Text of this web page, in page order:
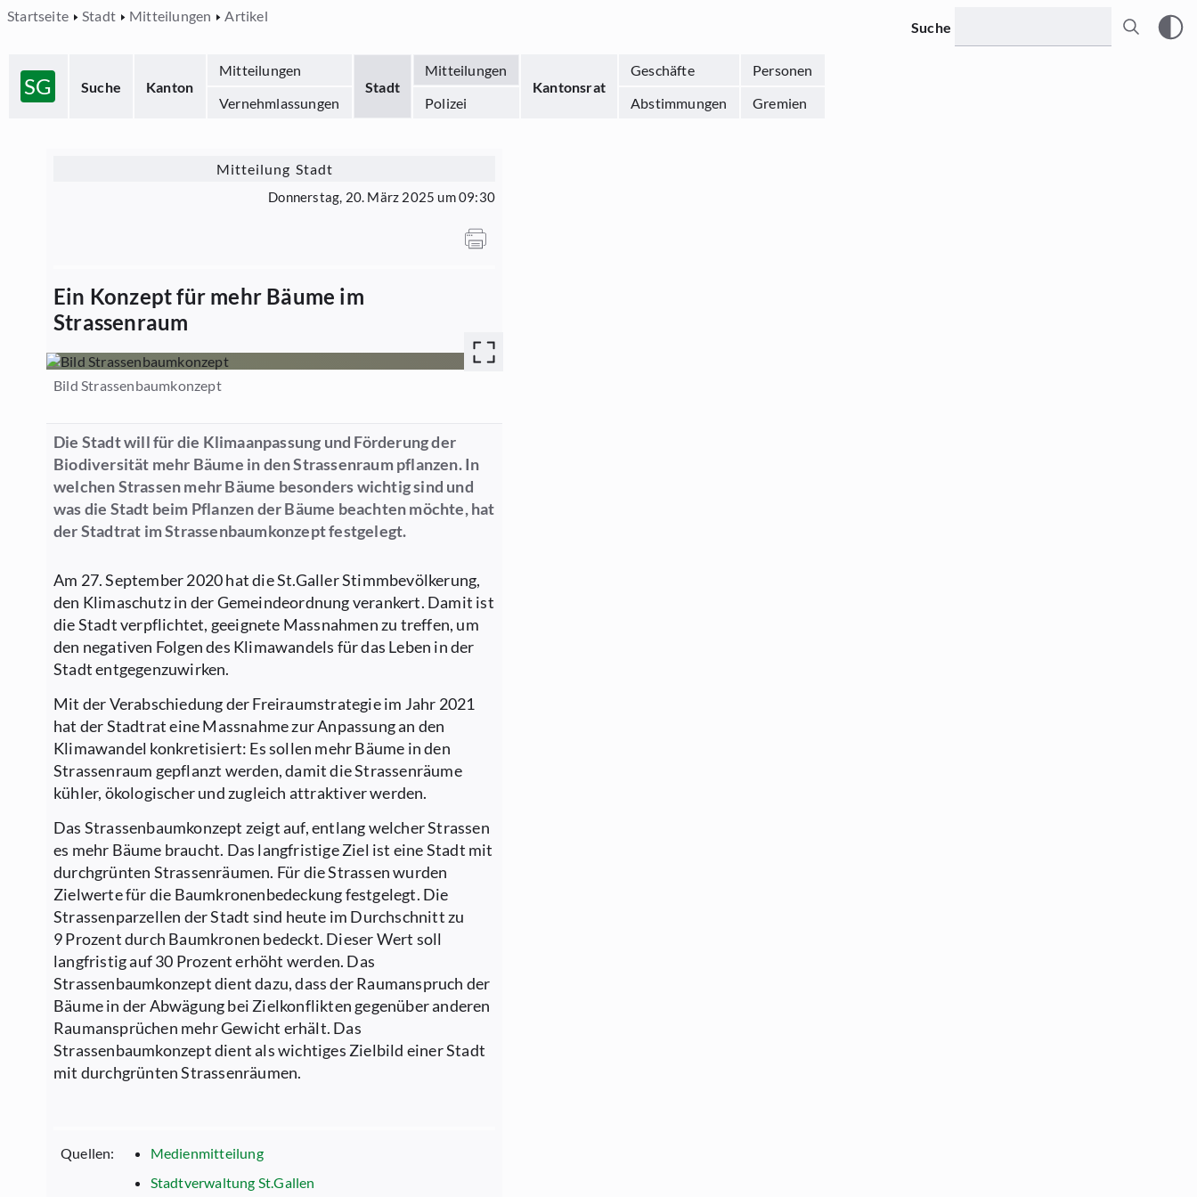
Startseite Stadt Mitteilungen Artikel
SG Suche Kanton
Mitteilungen
Stadt
Mitteilungen
Kantonsrat
Geschäfte
Personen
Vernehmlassungen
Polizei Abstimmungen Gremien
Suche
Mitteilung Stadt
Donnerstag, 20. März 2025 um 09:30
Ein Konzept für mehr Bäume im
Strassenraum
Bild Strassenbaumkonzept
Die Stadt will für die Klimaanpassung und Förderung der
Biodiversität mehr Bäume in den Strassenraum pflanzen. In
welchen Strassen mehr Bäume besonders wichtig sind und
was die Stadt beim Pflanzen der Bäume beachten möchte, hat
der Stadtrat im Strassenbaumkonzept festgelegt.
Am 27. September 2020 hat die St.Galler Stimmbevölkerung,
den Klimaschutz in der Gemeindeordnung verankert. Damit ist
die Stadt verpflichtet, geeignete Massnahmen zu treffen, um
den negativen Folgen des Klimawandels für das Leben in der
Stadt entgegenzuwirken.
Mit der Verabschiedung der Freiraumstrategie im Jahr 2021
hat der Stadtrat eine Massnahme zur Anpassung an den
Klimawandel konkretisiert: Es sollen mehr Bäume in den
Strassenraum gepflanzt werden, damit die Strassenräume
kühler, ökologischer und zugleich attraktiver werden.
Das Strassenbaumkonzept zeigt auf, entlang welcher Strassen
es mehr Bäume braucht. Das langfristige Ziel ist eine Stadt mit
durchgrünten Strassenräumen. Für die Strassen wurden
Zielwerte für die Baumkronenbedeckung festgelegt. Die
Strassenparzellen der Stadt sind heute im Durchschnitt zu
9 Prozent durch Baumkronen bedeckt. Dieser Wert soll
langfristig auf 30 Prozent erhöht werden. Das
Strassenbaumkonzept dient dazu, dass der Raumanspruch der
Bäume in der Abwägung bei Zielkonflikten gegenüber anderen
Raumansprüchen mehr Gewicht erhält. Das
Strassenbaumkonzept dient als wichtiges Zielbild einer Stadt
mit durchgrünten Strassenräumen.
Quellen:
Medienmitteilung
Stadtverwaltung St.Gallen